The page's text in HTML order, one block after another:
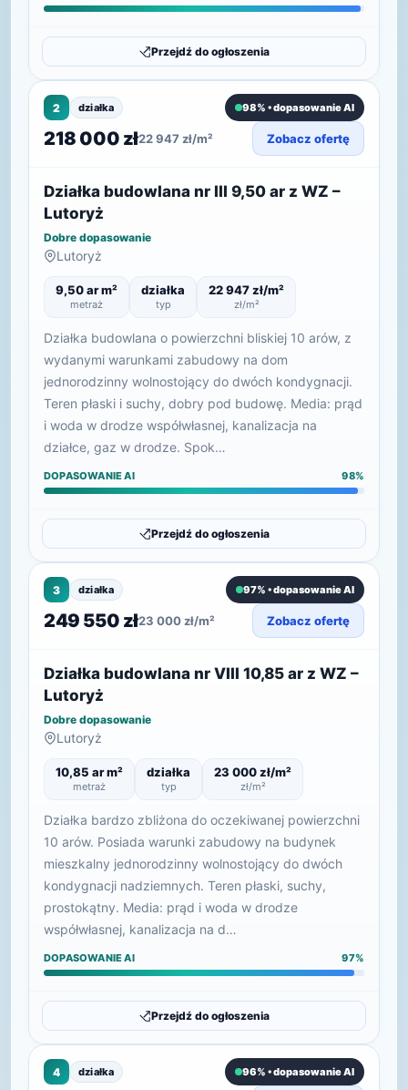
Przejdź do ogłoszenia
2 działka 98% • dopasowanie AI
218 000 zł22 947 zł/m² Zobacz ofertę
Działka budowlana nr III 9,50 ar z WZ –
Lutoryż
Dobre dopasowanie
Lutoryż
9,50 ar m²
metraż
działka
typ
22 947 zł/m²
zł/m²
Działka budowlana o powierzchni bliskiej 10 arów, z
wydanymi warunkami zabudowy na dom
jednorodzinny wolnostojący do dwóch kondygnacji.
Teren płaski i suchy, dobry pod budowę. Media: prąd
i woda w drodze współwłasnej, kanalizacja na
działce, gaz w drodze. Spok…
DOPASOWANIE AI 98%
Przejdź do ogłoszenia
3 działka 97% • dopasowanie AI
249 550 zł23 000 zł/m² Zobacz ofertę
Działka budowlana nr VIII 10,85 ar z WZ –
Lutoryż
Dobre dopasowanie
Lutoryż
10,85 ar m²
metraż
działka
typ
23 000 zł/m²
zł/m²
Działka bardzo zbliżona do oczekiwanej powierzchni
10 arów. Posiada warunki zabudowy na budynek
mieszkalny jednorodzinny wolnostojący do dwóch
kondygnacji nadziemnych. Teren płaski, suchy,
prostokątny. Media: prąd i woda w drodze
współwłasnej, kanalizacja na d…
DOPASOWANIE AI 97%
Przejdź do ogłoszenia
4 działka 96% • dopasowanie AI